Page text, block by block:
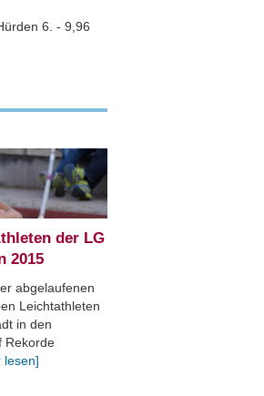
6. - 9,96
der LG
2015
abgelaufenen
Leichtathleten
in den
Rekorde
lesen]